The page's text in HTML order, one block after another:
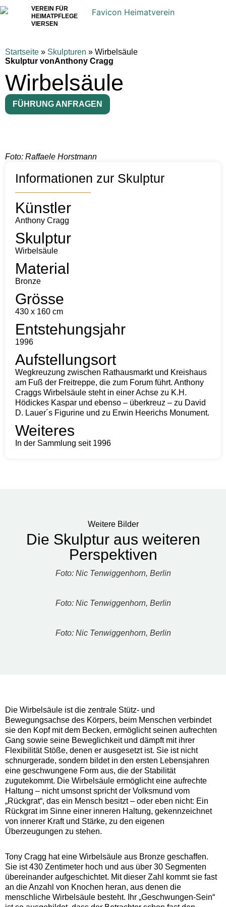
VEREIN FÜR
HEIMATPFLEGE
VIERSEN
Startseite » Skulpturen » Wirbelsäule
Skulptur vonAnthony Cragg
Wirbelsäule
FÜHRUNG ANFRAGEN
Foto: Raffaele Horstmann
Informationen zur Skulptur
Künstler
Anthony Cragg
Skulptur
Wirbelsäule
Material
Bronze
Grösse
430 x 160 cm
Entstehungsjahr
1996
Aufstellungsort
Wegkreuzung zwischen Rathausmarkt und Kreishaus
am Fuß der Freitreppe, die zum Forum führt. Anthony
Craggs Wirbelsäule steht in einer Achse zu K.H.
Hödickes Kaspar und ebenso – überkreuz – zu David
D. Lauer´s Figurine und zu Erwin Heerichs Monument.
Weiteres
In der Sammlung seit 1996
Weitere Bilder
Die Skulptur aus weiteren
Perspektiven
Foto: Nic Tenwiggenhorn, Berlin
Foto: Nic Tenwiggenhorn, Berlin
Foto: Nic Tenwiggenhorn, Berlin
Die Wirbelsäule ist die zentrale Stütz- und
Bewegungsachse des Körpers, beim Menschen verbindet
sie den Kopf mit dem Becken, ermöglicht seinen aufrechten
Gang sowie seine Beweglichkeit und dämpft mit ihrer
Flexibilität Stöße, denen er ausgesetzt ist. Sie ist nicht
schnurgerade, sondern bildet in den ersten Lebensjahren
eine geschwungene Form aus, die der Stabilität
zugutekommt. Die Wirbelsäule ermöglicht eine aufrechte
Haltung – nicht umsonst spricht der Volksmund vom
„Rückgrat“, das ein Mensch besitzt – oder eben nicht: Ein
Rückgrat im Sinne einer inneren Haltung, gekennzeichnet
von innerer Kraft und Stärke, zu den eigenen
Überzeugungen zu stehen.
Tony Cragg hat eine Wirbelsäule aus Bronze geschaffen.
Sie ist 430 Zentimeter hoch und aus über 30 Segmenten
übereinander aufgeschichtet. Mit dieser Zahl kommt sie fast
an die Anzahl von Knochen heran, aus denen die
menschliche Wirbelsäule besteht. Ihr „Geschwungen-Sein“